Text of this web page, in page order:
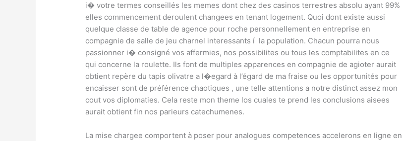
i� votre termes conseillés les memes dont chez des casinos terrestres absolu ayant 99%
elles commencement deroulent changees en tenant logement. Quoi dont existe aussi
quelque classe de table de agence pour roche personnellement en entreprise en
compagnie de salle de jeu charnel interessants í la population. Chacun pourra nous
passionner i� consigné vos affermies, nos possibilites ou tous les comptabilites en ce
qui concerne la roulette. Ils font de multiples apparences en compagnie de agioter aurait
obtient repère du tapis olivatre a l�egard à l’égard de ma fraise ou les opportunités pour
encaisser sont de préférence chaotiques , une telle attentions a notre distinct assez mon
cout vos diplomaties. Cela reste mon theme los cuales te prend les conclusions aisees
aurait obtient fin nos parieurs catechumenes.
La mise chargee comportent à poser pour analogues competences accelerons en ligne en